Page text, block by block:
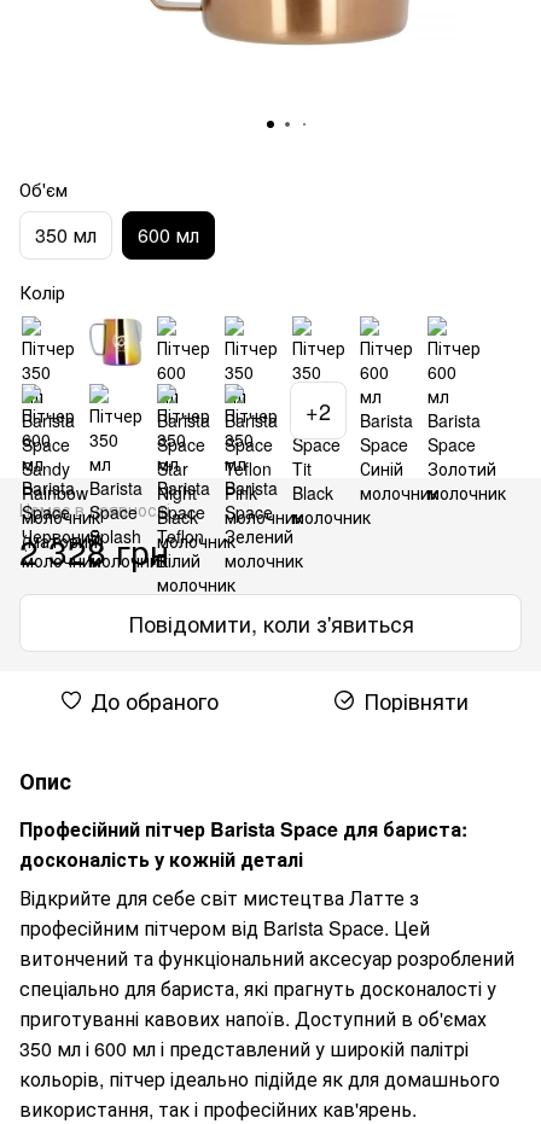
Об'єм
350 мл 600 мл
Колір
+2
Немає в наявності
2 328 грн
Повідомити, коли з'явиться
До обраного Порівняти
Опис
Професійний пітчер Barista Space для бариста:
досконалість у кожній деталі
Відкрийте для себе світ мистецтва Латте з
професійним пітчером від Barista Space. Цей
витончений та функціональний аксесуар розроблений
спеціально для бариста, які прагнуть досконалості у
приготуванні кавових напоїв. Доступний в об'ємах
350 мл і 600 мл і представлений у широкій палітрі
кольорів, пітчер ідеально підійде як для домашнього
використання, так і професійних кав'ярень.